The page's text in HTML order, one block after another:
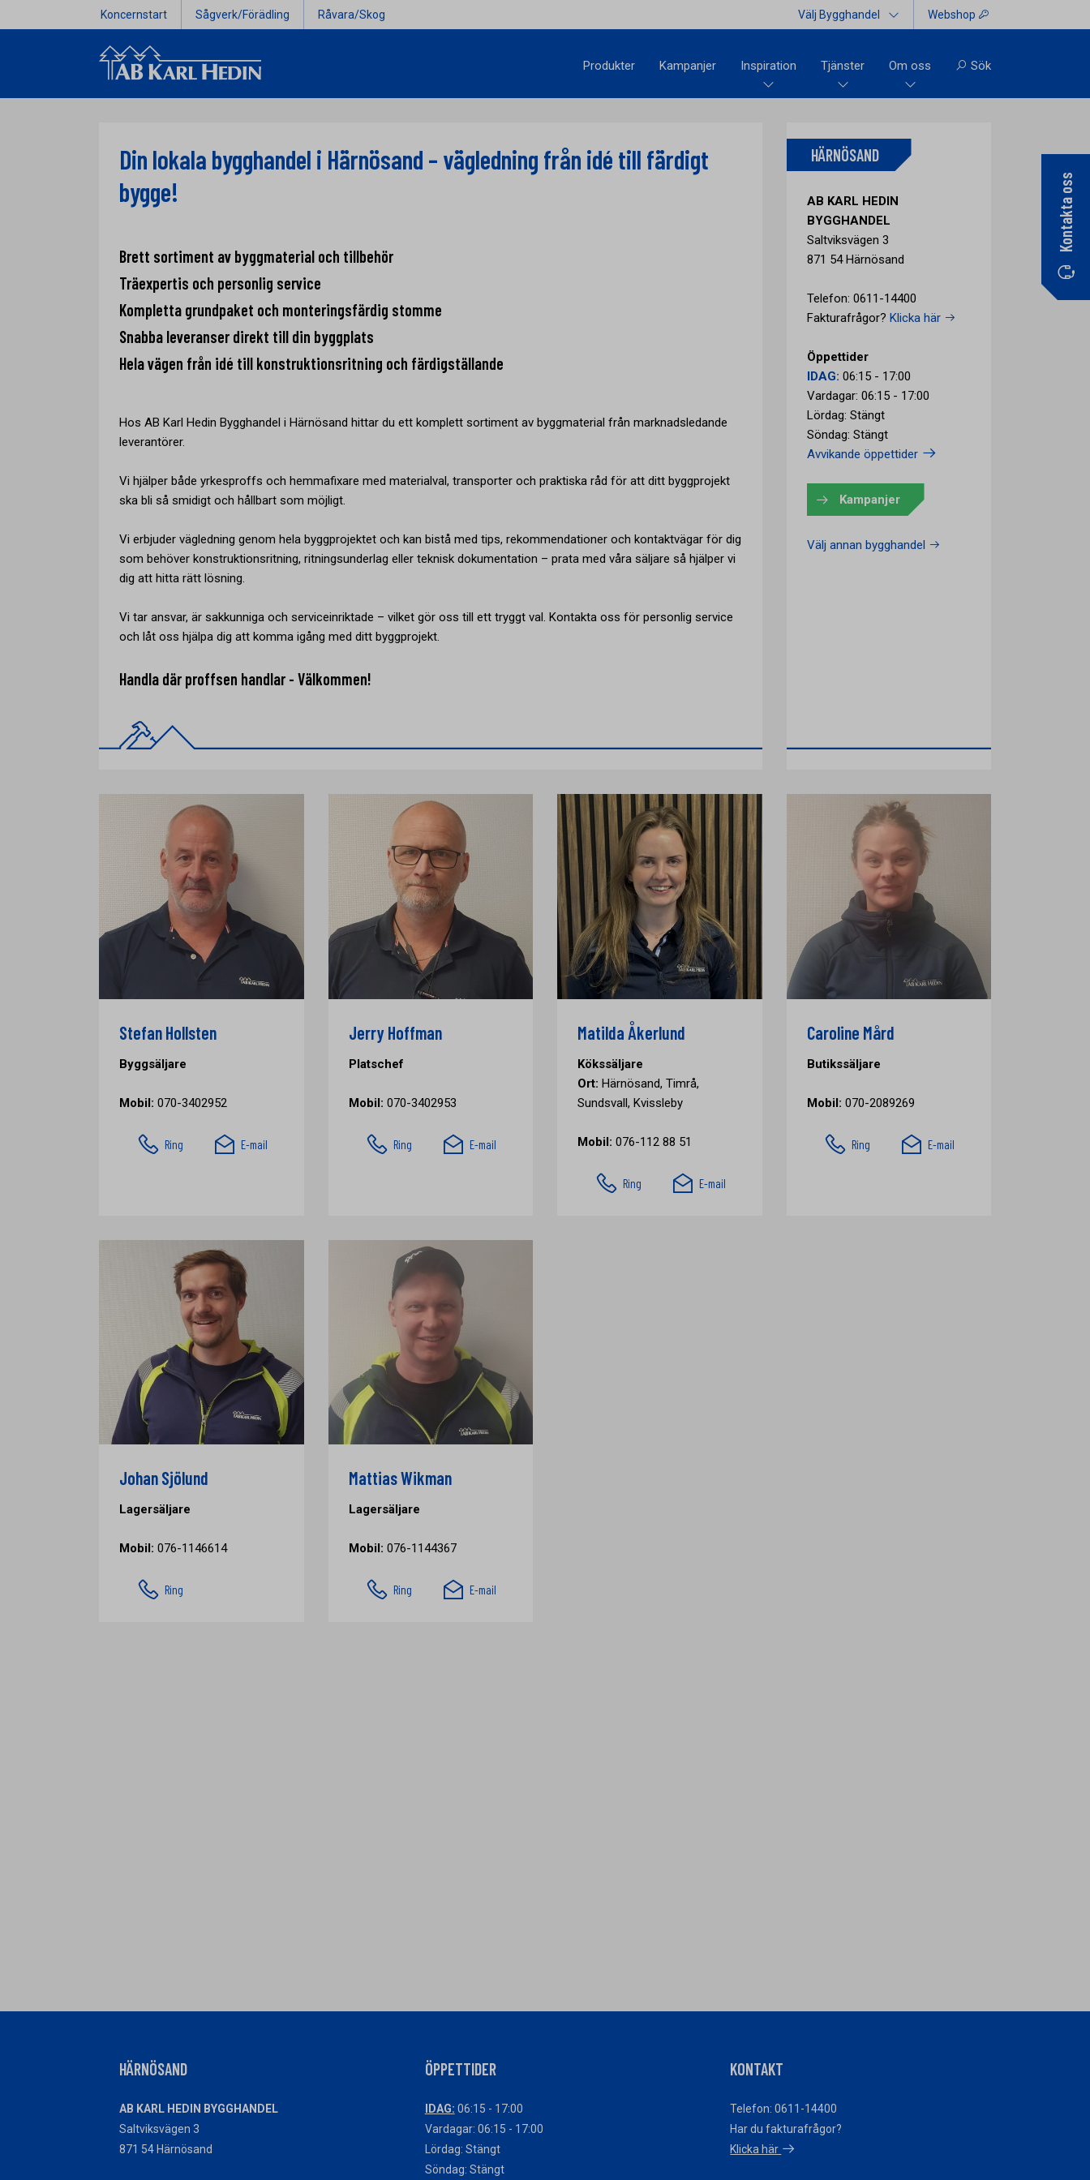
Koncernstart Sågverk/Förädling Råvara/Skog Välj Bygghandel Webshop
Produkter Kampanjer Inspiration Tjänster Om oss Sök
Kontakta oss
Din lokala bygghandel i Härnösand – vägledning från idé till färdigt
bygge!
Brett sortiment av byggmaterial och tillbehör
Träexpertis och personlig service
Kompletta grundpaket och monteringsfärdig stomme
Snabba leveranser direkt till din byggplats
Hela vägen från idé till konstruktionsritning och färdigställande
Hos AB Karl Hedin Bygghandel i Härnösand hittar du ett komplett sortiment av byggmaterial från marknadsledande
leverantörer.
Vi hjälper både yrkesproffs och hemmafixare med materialval, transporter och praktiska råd för att ditt byggprojekt
ska bli så smidigt och hållbart som möjligt.
Vi erbjuder vägledning genom hela byggprojektet och kan bistå med tips, rekommendationer och kontaktvägar för dig
som behöver konstruktionsritning, ritningsunderlag eller teknisk dokumentation – prata med våra säljare så hjälper vi
dig att hitta rätt lösning.
Vi tar ansvar, är sakkunniga och serviceinriktade – vilket gör oss till ett tryggt val. Kontakta oss för personlig service
och låt oss hjälpa dig att komma igång med ditt byggprojekt.
Handla där proffsen handlar - Välkommen!
HÄRNÖSAND
AB KARL HEDIN
BYGGHANDEL
Saltviksvägen 3
871 54 Härnösand
Telefon: 0611-14400
Fakturafrågor? Klicka här
Öppettider
IDAG: 06:15 - 17:00
Vardagar: 06:15 - 17:00
Lördag: Stängt
Söndag: Stängt
Avvikande öppettider
Kampanjer
Välj annan bygghandel
Stefan Hollsten
Byggsäljare
Mobil: 070-3402952
Ring E-mail
Jerry Hoffman
Platschef
Mobil: 070-3402953
Ring E-mail
Matilda Åkerlund
Kökssäljare
Ort: Härnösand, Timrå,
Sundsvall, Kvissleby
Mobil: 076-112 88 51
Ring E-mail
Caroline Mård
Butikssäljare
Mobil: 070-2089269
Ring E-mail
Johan Sjölund
Lagersäljare
Mobil: 076-1146614
Ring
Mattias Wikman
Lagersäljare
Mobil: 076-1144367
Ring E-mail
HÄRNÖSAND
AB KARL HEDIN BYGGHANDEL
Saltviksvägen 3
871 54 Härnösand
ÖPPETTIDER
IDAG: 06:15 - 17:00
Vardagar: 06:15 - 17:00
Lördag: Stängt
Söndag: Stängt
KONTAKT
Telefon: 0611-14400
Har du fakturafrågor?
Klicka här